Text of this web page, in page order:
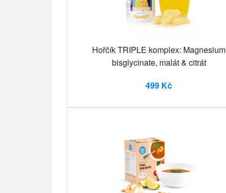
Hořčík TRIPLE komplex: Magnesium
bisglycinate, malát & citrát
499 Kč